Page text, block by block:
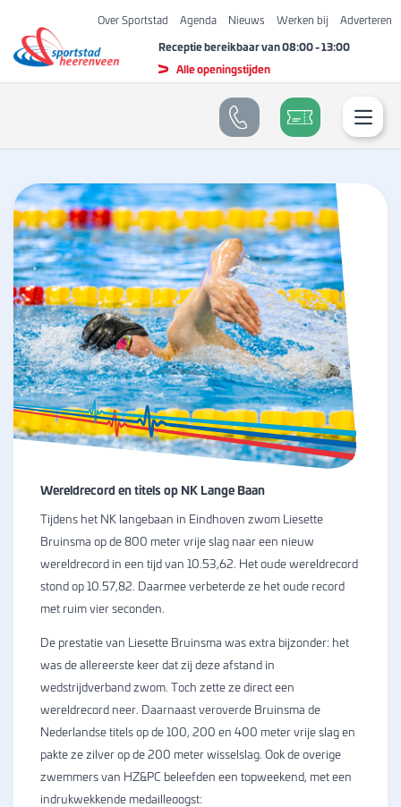
Over Sportstad Agenda Nieuws Werken bij Adverteren
Receptie bereikbaar van08:00-13:00
Alle openingstijden
Wereldrecord en titels op NK Lange Baan
Tijdens het NK langebaan in Eindhoven zwom Liesette
Bruinsma op de 800 meter vrije slag naar een nieuw
wereldrecord in een tijd van 10.53,62. Het oude wereldrecord
stond op 10.57,82. Daarmee verbeterde ze het oude record
met ruim vier seconden.
De prestatie van Liesette Bruinsma was extra bijzonder: het
was de allereerste keer dat zij deze afstand in
wedstrijdverband zwom. Toch zette ze direct een
wereldrecord neer. Daarnaast veroverde Bruinsma de
Nederlandse titels op de 100, 200 en 400 meter vrije slag en
pakte ze zilver op de 200 meter wisselslag. Ook de overige
zwemmers van HZ&PC beleefden een topweekend, met een
indrukwekkende medailleoogst: